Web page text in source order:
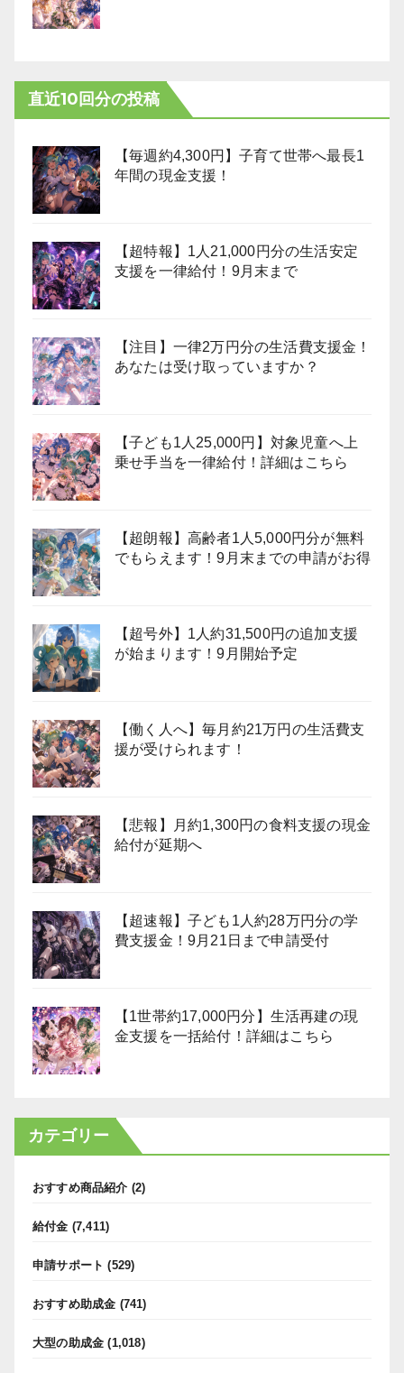
直近10回分の投稿
【毎週約4,300円】子育て世帯へ最長1
年間の現金支援！
【超特報】1人21,000円分の生活安定
支援を一律給付！9月末まで
【注目】一律2万円分の生活費支援金！
あなたは受け取っていますか？
【子ども1人25,000円】対象児童へ上
乗せ手当を一律給付！詳細はこちら
【超朗報】高齢者1人5,000円分が無料
でもらえます！9月末までの申請がお得
【超号外】1人約31,500円の追加支援
が始まります！9月開始予定
【働く人へ】毎月約21万円の生活費支
援が受けられます！
【悲報】月約1,300円の食料支援の現金
給付が延期へ
【超速報】子ども1人約28万円分の学
費支援金！9月21日まで申請受付
【1世帯約17,000円分】生活再建の現
金支援を一括給付！詳細はこちら
カテゴリー
おすすめ商品紹介 (2)
給付金 (7,411)
申請サポート (529)
おすすめ助成金 (741)
大型の助成金 (1,018)